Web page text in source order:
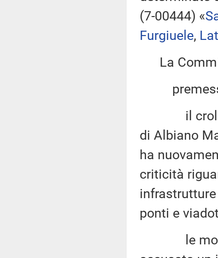
(7-00444) «
Furgiuele,
La
il crollo
di Albiano
ha
criticità
ponti e
le